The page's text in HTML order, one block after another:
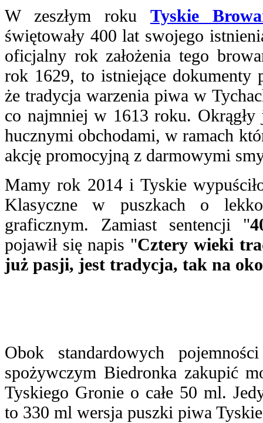
W zeszłym roku Tyskie
świętowały 400 lat swojego
oficjalny rok założenia tego
rok 1629, to istniejące dokumenty
że tradycja warzenia piwa w
co najmniej w 1613 roku. Okrągły
hucznymi obchodami, w ramach
akcję promocyjną z darmowymi
Mamy rok 2014 i Tyskie
Klasyczne w puszkach o
graficznym. Zamiast sentencji "
pojawił się napis "Cztery wieki
już pasji, jest tradycja, tak na
Obok standardowych
spożywczym Biedronka zakupić
Tyskiego Gronie o całe 50 ml.
to 330 ml wersja puszki piwa